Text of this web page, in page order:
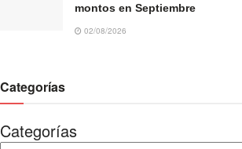
montos en Septiembre
02/08/2026
Categorías
Categorías